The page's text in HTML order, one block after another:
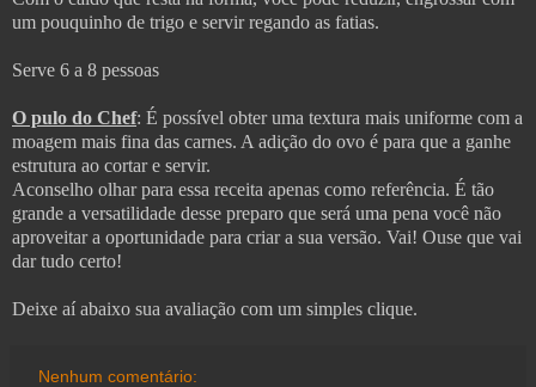
um pouquinho de trigo e servir regando as fatias.
Serve 6 a 8 pessoas
O pulo do Chef: É possível obter uma textura mais uniforme com a
moagem mais fina das carnes. A adição do ovo é para que a ganhe
estrutura ao cortar e servir.
Aconselho olhar para essa receita apenas como referência. É tão
grande a versatilidade desse preparo que será uma pena você não
aproveitar a oportunidade para criar a sua versão. Vai! Ouse que vai
dar tudo certo!
Deixe aí abaixo sua avaliação com um simples clique.
Nenhum comentário: